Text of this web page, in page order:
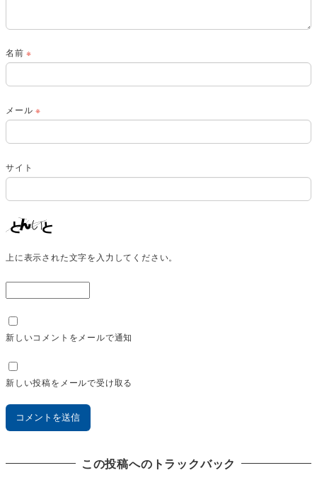
名前※
メール※
サイト
上に表示された文字を入力してください。
新しいコメントをメールで通知
新しい投稿をメールで受け取る
この投稿へのトラックバック